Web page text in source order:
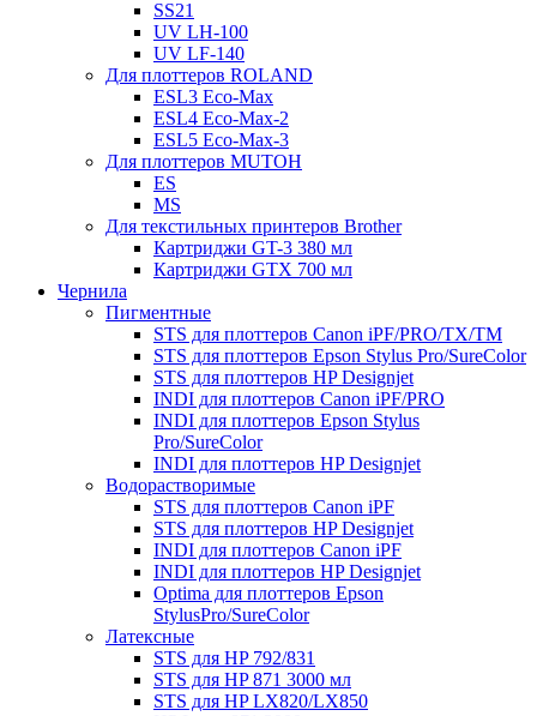
SS21
UV LH-100
UV LF-140
Для плоттеров ROLAND
ESL3 Eco-Max
ESL4 Eco-Max-2
ESL5 Eco-Max-3
Для плоттеров MUTOH
ES
MS
Для текстильных принтеров Brother
Картриджи GT-3 380 мл
Картриджи GTX 700 мл
Чернила
Пигментные
STS для плоттеров Canon iPF/PRO/TX/ТМ
STS для плоттеров Epson Stylus Pro/SureColor
STS для плоттеров HP Designjet
INDI для плоттеров Canon iPF/PRO
INDI для плоттеров Epson Stylus
Pro/SureColor
INDI для плоттеров HP Designjet
Водорастворимые
STS для плоттеров Canon iPF
STS для плоттеров HP Designjet
INDI для плоттеров Canon iPF
INDI для плоттеров HP Designjet
Optima для плоттеров Epson
StylusPro/SureColor
Латексные
STS для HP 792/831
STS для HP 871 3000 мл
STS для HP LX820/LX850